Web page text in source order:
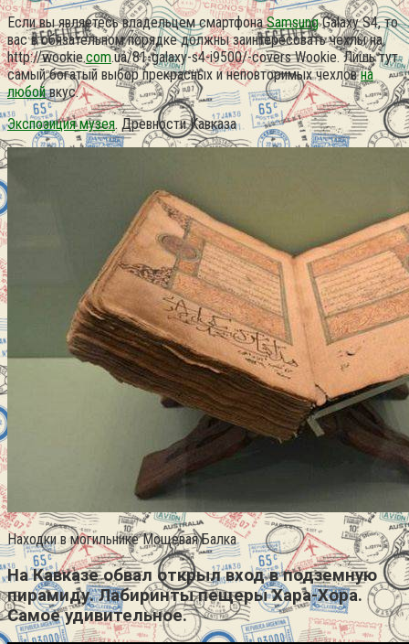
Если вы являетесь владельцем смартфонаSamsungGalaxy S4, то
вас в обязательном порядке должны заинтересовать чехлы на
http://wookie.com.ua/81-galaxy-s4-i9500/-covers Wookie. Лишь тут
самый богатый выбор прекрасных и неповторимых чехловна
любойвкус.
Экспозиция музея. Древности Кавказа
Находки в могильнике Мощевая Балка
На Кавказе обвал открыл вход в подземную
пирамиду. Лабиринты пещеры Хара-Хора.
Самое удивительное.